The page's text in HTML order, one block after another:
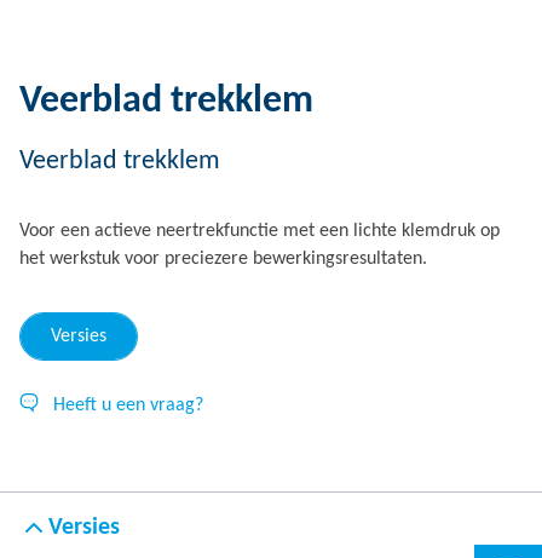
Veerblad trekklem
Veerblad trekklem
Voor een actieve neertrekfunctie met een lichte klemdruk op
het werkstuk voor preciezere bewerkingsresultaten.
Versies
Heeft u een vraag?
Versies